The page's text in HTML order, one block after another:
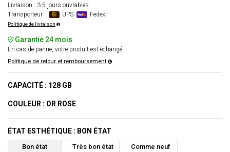
Livraison : 3-5 jours ouvrables
Transporteur :
UPS Fedex
Politique de livraison
Garantie 24 mois
En cas de panne, votre produit est échangé.
Politique de retour et remboursement
CAPACITÉ : 128 GB
COULEUR : OR ROSE
ÉTAT ESTHÉTIQUE : BON ÉTAT
Bon état
Très bon état
Comme neuf